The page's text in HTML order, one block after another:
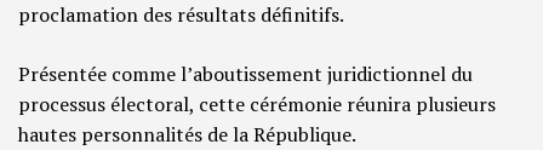
proclamation des résultats définitifs.
Présentée comme l’aboutissement juridictionnel du
processus électoral, cette cérémonie réunira plusieurs
hautes personnalités de la République.